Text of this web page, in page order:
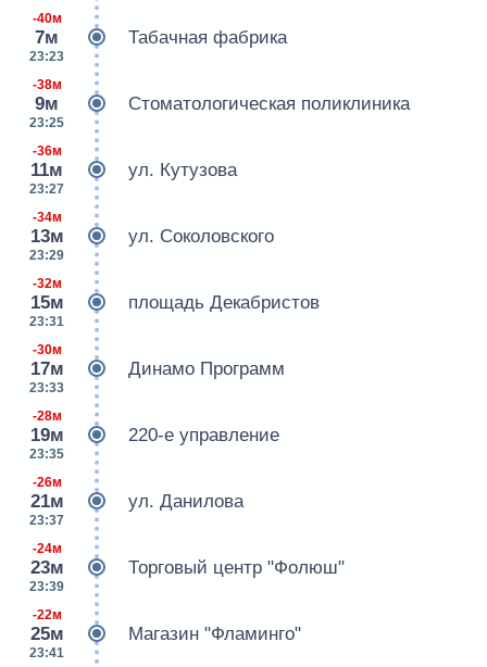
-40м
7м
23:23
Табачная фабрика
-38м
9м
23:25
Стоматологическая поликлиника
-36м
11м
23:27
ул. Кутузова
-34м
13м
23:29
ул. Соколовского
-32м
15м
23:31
площадь Декабристов
-30м
17м
23:33
Динамо Программ
-28м
19м
23:35
220-е управление
-26м
21м
23:37
ул. Данилова
-24м
23м
23:39
Торговый центр "Фолюш"
-22м
25м
23:41
Магазин "Фламинго"